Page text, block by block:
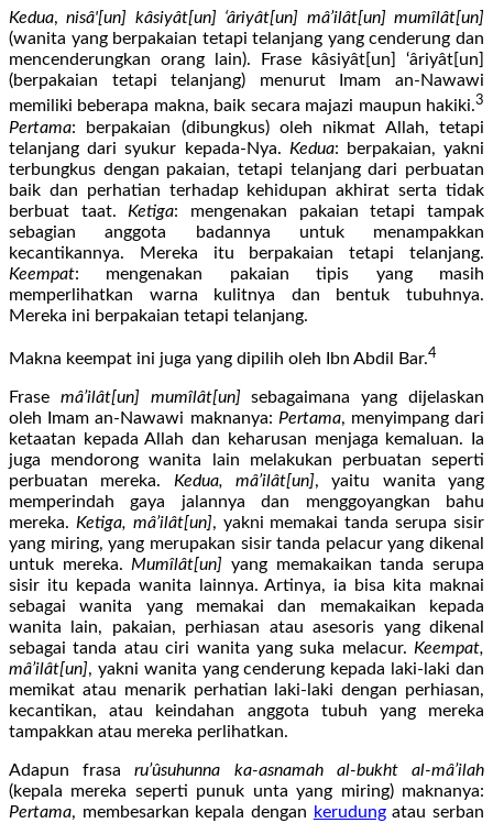
Kedua,nisâ'[un] kâsiyât[un] ‘âriyât[un] mâ’ilât[un] mumîlât[un]
(wanita yang berpakaian tetapi telanjang yang cenderung dan
mencenderungkan orang lain). Frase kâsiyât[un] ‘âriyât[un]
(berpakaian tetapi telanjang) menurut Imam an-Nawawi
memiliki beberapa makna, baik secara majazi maupun hakiki.3
Pertama: berpakaian (dibungkus) oleh nikmat Allah, tetapi
telanjang dari syukur kepada-Nya. Kedua: berpakaian, yakni
terbungkus dengan pakaian, tetapi telanjang dari perbuatan
baik dan perhatian terhadap kehidupan akhirat serta tidak
berbuat taat. Ketiga: mengenakan pakaian tetapi tampak
sebagian anggota badannya untuk menampakkan
kecantikannya. Mereka itu berpakaian tetapi telanjang.
Keempat: mengenakan pakaian tipis yang masih
memperlihatkan warna kulitnya dan bentuk tubuhnya.
Mereka ini berpakaian tetapi telanjang.
Makna keempat ini juga yang dipilih oleh Ibn Abdil Bar.4
Frase mâ’ilât[un] mumîlât[un] sebagaimana yang dijelaskan
oleh Imam an-Nawawi maknanya: Pertama, menyimpang dari
ketaatan kepada Allah dan keharusan menjaga kemaluan. Ia
juga mendorong wanita lain melakukan perbuatan seperti
perbuatan mereka. Kedua, mâ’ilât[un], yaitu wanita yang
memperindah gaya jalannya dan menggoyangkan bahu
mereka. Ketiga, mâ’ilât[un], yakni memakai tanda serupa sisir
yang miring, yang merupakan sisir tanda pelacur yang dikenal
untuk mereka. Mumîlât[un] yang memakaikan tanda serupa
sisir itu kepada wanita lainnya. Artinya, ia bisa kita maknai
sebagai wanita yang memakai dan memakaikan kepada
wanita lain, pakaian, perhiasan atau asesoris yang dikenal
sebagai tanda atau ciri wanita yang suka melacur. Keempat,
mâ’ilât[un], yakni wanita yang cenderung kepada laki-laki dan
memikat atau menarik perhatian laki-laki dengan perhiasan,
kecantikan, atau keindahan anggota tubuh yang mereka
tampakkan atau mereka perlihatkan.
Adapun frasaru’ûsuhunna ka-asnamah al-bukht al-mâ’ilah
(kepala mereka seperti punuk unta yang miring) maknanya:
Pertama, membesarkan kepala dengan kerudungatau serban